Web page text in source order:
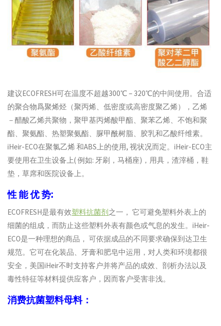
建议ECOFRESH可在温度不超越300℃ – 320℃的中间使用。合适
的聚合物爲聚烯烃（聚丙烯、低密度或高密度聚乙烯），乙烯
－醋酸乙烯共聚物，聚甲基丙烯酸甲酯、聚苯乙烯、不饱和聚
酯、聚氨酯、热塑聚氨酯、脲甲酰树脂、胶乳和乙酸纤维素。
iHeir-ECO在聚氯乙烯 和ABS上的使用, 视状况而定。iHeir-ECO主
要使用在卫生设备上( 例如: 牙刷，马桶座)，用具，渣滓桶，鞋
垫，草席和医院设备上。
性 能 优 势:
ECOFRESH是最有效塑料抗菌剂之一， 它可避免塑料外表上的
细菌的组成，而防止这些塑料外表有颜色或气息的发生。iHeir-
ECO是一种理想的商品， 可依据成品的不同要求确保到达卫生
规范。它可在化装品、牙膏和肥皂中运用，对人类和环境都很
安全，美国iHeir不时支持客户并将产品的成效、剖析办法以及
毒性特征等材料提供应客户，因而客户受害非浅。
消费抗菌塑料母料：